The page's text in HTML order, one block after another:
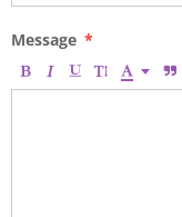
Message